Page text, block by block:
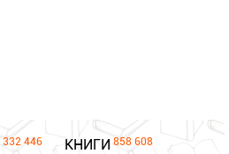
332 446 КНИГИ 858 608